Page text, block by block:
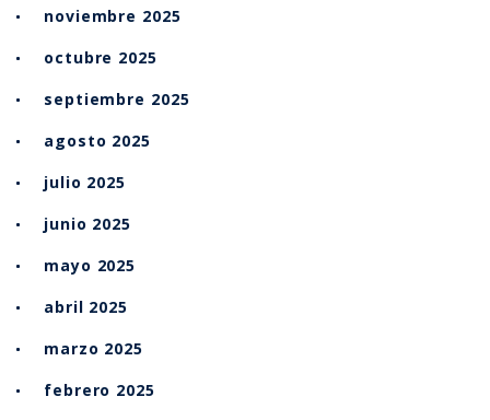
noviembre 2025
octubre 2025
septiembre 2025
agosto 2025
julio 2025
junio 2025
mayo 2025
abril 2025
marzo 2025
febrero 2025